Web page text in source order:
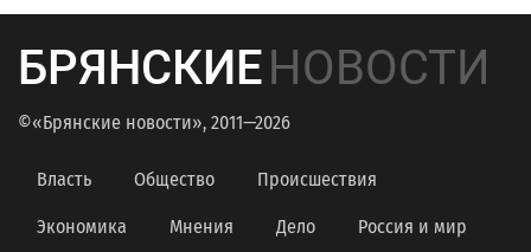
БРЯНСКИЕНОВОСТИ
©«Брянские новости», 2011—2026
Власть Общество Происшествия
Экономика Мнения Дело Россия и мир